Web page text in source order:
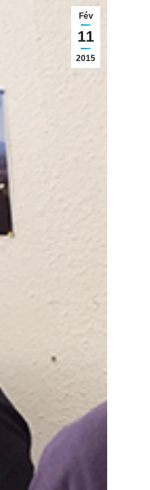
Fév
11
2015